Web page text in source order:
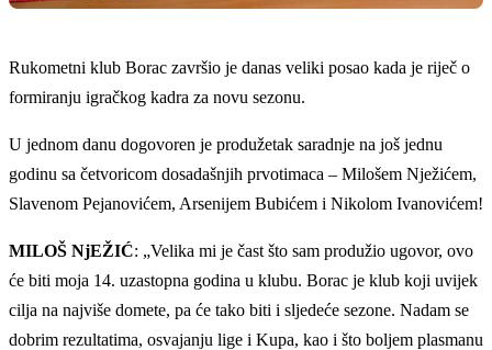
Rukometni klub Borac završio je danas veliki posao kada je riječ o
formiranju igračkog kadra za novu sezonu.
U jednom danu dogovoren je produžetak saradnje na još jednu
godinu sa četvoricom dosadašnjih prvotimaca – Milošem Nježićem,
Slavenom Pejanovićem, Arsenijem Bubićem i Nikolom Ivanovićem!
MILOŠ NjEŽIĆ: „Velika mi je čast što sam produžio ugovor, ovo
će biti moja 14. uzastopna godina u klubu. Borac je klub koji uvijek
cilja na najviše domete, pa će tako biti i sljedeće sezone. Nadam se
dobrim rezultatima, osvajanju lige i Kupa, kao i što boljem plasmanu